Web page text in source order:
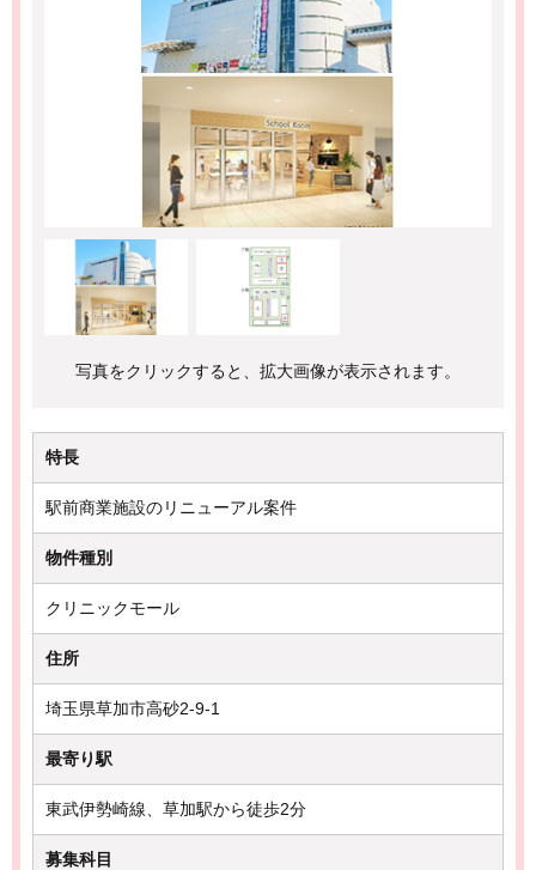
写真をクリックすると、拡大画像が表示されます。
特長
駅前商業施設のリニューアル案件
物件種別
クリニックモール
住所
埼玉県草加市高砂2-9-1
最寄り駅
東武伊勢崎線、草加駅から徒歩2分
募集科目